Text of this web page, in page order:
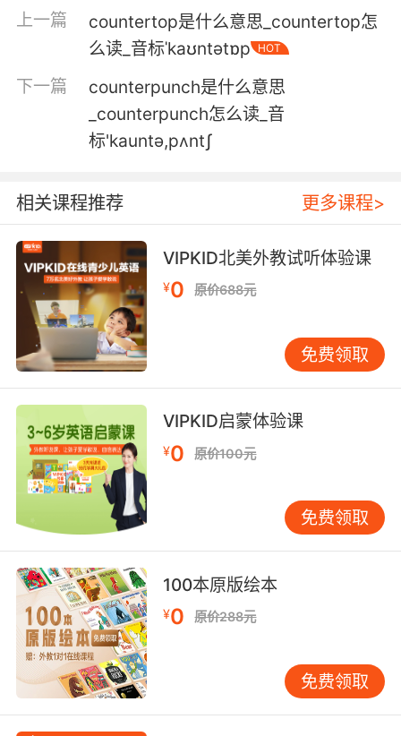
上一篇
countertop是什么意思_countertop怎
么读_音标ˈkaʊntətɒp
HOT
下一篇
counterpunch是什么意思
_counterpunch怎么读_音
标'kauntә,pʌntʃ
相关课程推荐 更多课程>
VIPKID北美外教试听体验课
¥0 原价688元
免费领取
VIPKID启蒙体验课
¥0 原价100元
免费领取
100本原版绘本
¥0 原价288元
免费领取